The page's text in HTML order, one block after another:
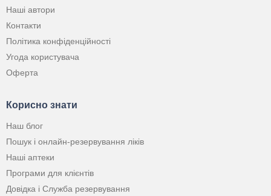
Наші автори
Контакти
Політика конфіденційності
Угода користувача
Оферта
Корисно знати
Наш блог
Пошук і онлайн-резервування ліків
Наші аптеки
Програми для клієнтів
Довідка і Служба резервування